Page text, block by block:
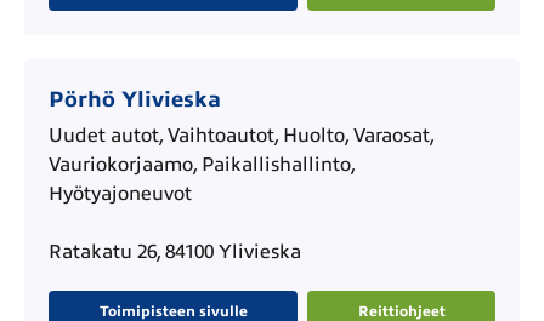
Pörhö Ylivieska
Uudet autot, Vaihtoautot, Huolto, Varaosat,
Vauriokorjaamo, Paikallishallinto,
Hyötyajoneuvot
Ratakatu 26, 84100 Ylivieska
Toimipisteen sivulle Reittiohjeet